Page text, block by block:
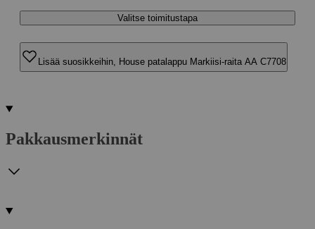
Valitse toimitustapa
Lisää suosikkeihin, House patalappu Markiisi-raita AA C7708
Pakkausmerkinnät